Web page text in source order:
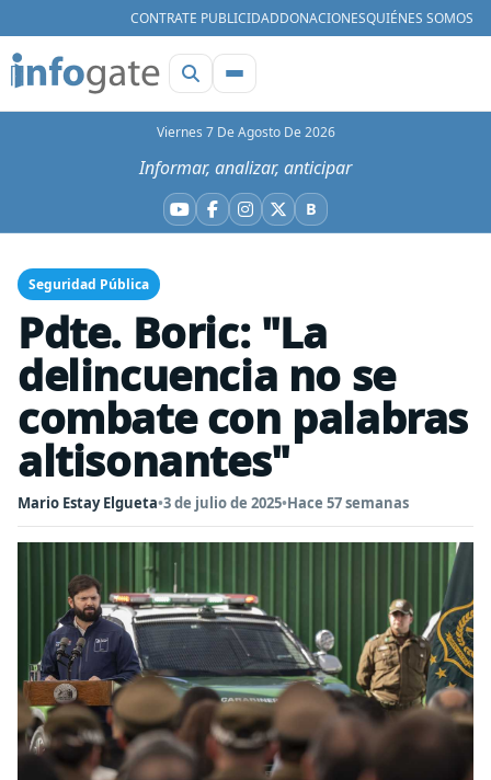
CONTRATE PUBLICIDADDONACIONESQUIÉNES SOMOS
Viernes 7 De Agosto De 2026
Informar, analizar, anticipar
YouTube
Facebook
Instagram
X BBluesky
Seguridad Pública
Pdte. Boric: "La
delincuencia no se
combate con palabras
altisonantes"
Mario Estay Elgueta•3 de julio de 2025•Hace 57 semanas